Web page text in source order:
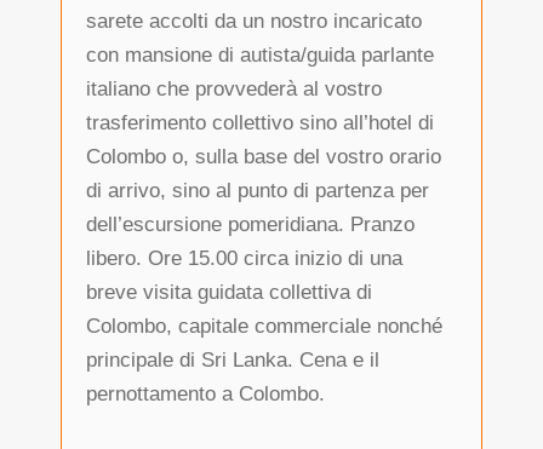
sarete accolti da un nostro incaricato
con mansione di autista/guida parlante
italiano che provvederà al vostro
trasferimento collettivo sino all’hotel di
Colombo o, sulla base del vostro orario
di arrivo, sino al punto di partenza per
dell’escursione pomeridiana. Pranzo
libero. Ore 15.00 circa inizio di una
breve visita guidata collettiva di
Colombo, capitale commerciale nonché
principale di Sri Lanka. Cena e il
pernottamento a Colombo.